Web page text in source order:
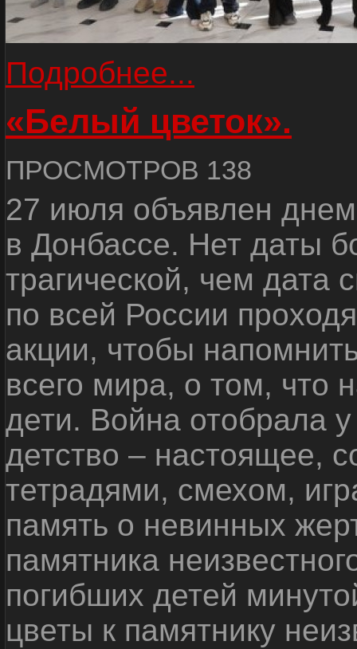
Подробнее...
«Белый цветок».
ПРОСМОТРОВ 138
27 июля объявлен
в Донбассе. Нет даты
трагической, чем дата
по всей России
акции, чтобы
всего мира, о том, что
дети. Война отобрала
детство – настоящее,
тетрадями, смехом,
память о невинных
памятника
погибших детей
цветы к памятнику